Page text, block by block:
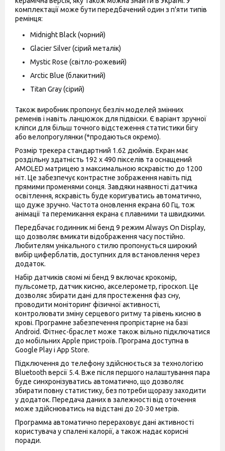
товару. Зверніть увагу, магазин не
приймає претензії щодо цих змін.
Штрихкод
6932554465797
комплектації може бути передбачений один з п'яти типів
ремінця:
Midnight Black (чорний)
Glacier Silver (сірий металік)
Mystic Rose (світло-рожевий)
Arctic Blue (блакитний)
Titan Gray (сірий)
Також виробник пропонує безліч моделей змінних
ременів і навіть ланцюжок для підвіски. Є варіант зручної
кліпси для більш точного відстеження статистики бігу
або велопрогулянки (*продаються окремо).
Розмір трекера стандартний 1.62 дюймів. Екран має
роздільну здатність 192 x 490 пікселів та оснащений
AMOLED матрицею з максимальною яскравістю до 1200
ніт. Це забезпечує контрастне зображення навіть під
прямими променями сонця. Завдяки наявності датчика
освітлення, яскравість буде коригуватись автоматично,
що дуже зручно. Частота оновлення екрана 60 Гц, тож
анімації та перемикання екрана є плавними та швидкими.
Передбачає годинник мі бенд 9 режим Always On Display,
що дозволяє вмикати відображення часу постійно.
Любителям унікального стилю пропонується широкий
вибір циферблатів, доступних для встановлення через
додаток.
Набір датчиків сяомі мі бенд 9 включає крокомір,
пульсометр, датчик кисню, акселерометр, гіроскоп. Це
дозволяє збирати дані для простеження фаз сну,
проводити моніторинг фізичної активності,
контролювати зміну серцевого ритму та рівень кисню в
крові. Програмне забезпечення пропрієтарне на базі
Android. Фітнес-браслет може також вільно підключатися
до мобільних Apple пристроїв. Програма доступна в
Google Play і App Store.
Підключення до телефону здійснюється за технологією
Bluetooth версії 5.4. Вже після першого налаштування пара
буде синхронізуватись автоматично, що дозволяє
збирати повну статистику, без потреби щоразу заходити
у додаток. Передача даних в залежності від оточення
може здійснюватись на відстані до 20-30 метрів.
Программа автоматично перераховує дані активності
користувача у спалені калорії, а також надає корисні
поради.